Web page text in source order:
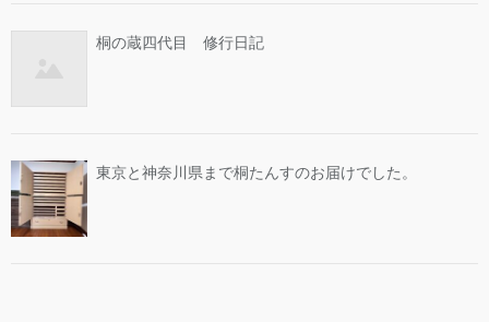
桐の蔵四代目 修行日記
東京と神奈川県まで桐たんすのお届けでした。